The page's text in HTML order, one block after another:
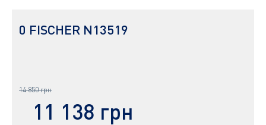
0 FISCHER N13519
14 850 грн
11 138 грн